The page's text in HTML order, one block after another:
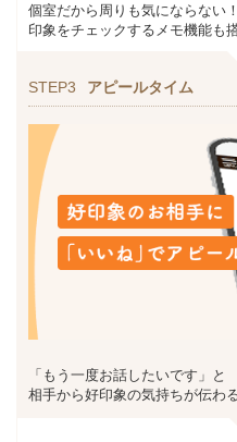
個室だから周りも気にならない！
印象をチェックするメモ機能も
STEP3 アピールタイム
「もう一度お話したいです」と
相手から好印象の気持ちが伝わ